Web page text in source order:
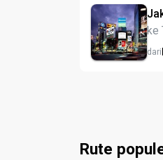
ke
dari
Rute